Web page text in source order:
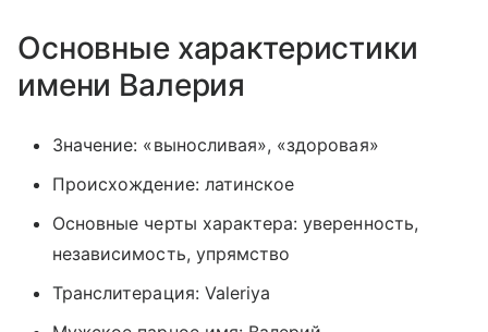
Основные характеристики
имени Валерия
Значение: «выносливая», «здоровая»
Происхождение: латинское
Основные черты характера: уверенность,
независимость, упрямство
Транслитерация: Valeriya